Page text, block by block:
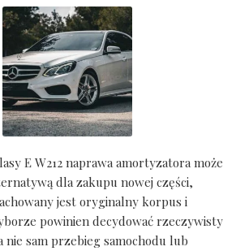
E W212 naprawa amortyzatora może
dla zakupu nowej części,
jest oryginalny korpus i
powinien decydować rzeczywisty
nie sam przebieg samochodu lub